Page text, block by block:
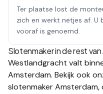
Ter plaatse lost de
zich en werkt netjes af.
vooraf is genoemd.
Slotenmaker in de rest van
Westlandgracht valt
Amsterdam. Bekijk ook
slotenmakerAmsterdam,